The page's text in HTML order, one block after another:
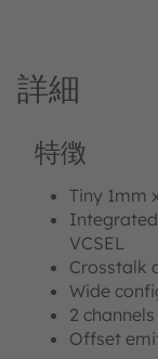
詳細
特徴
Tiny 1mm
VCSEL
Crosstalk
Wide
2
Offset